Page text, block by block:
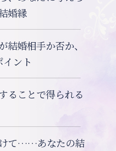
婚縁
結婚相手か否か、
イント
ることで得られる
て……あなたの結